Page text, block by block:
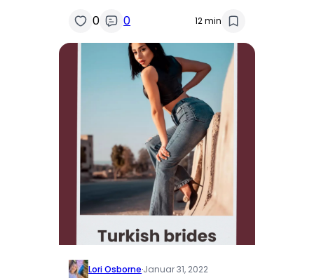
0
0 12 min
Lori Osborne·Januar 31, 2022